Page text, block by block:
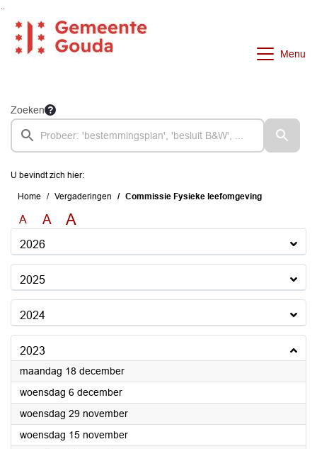
Ga naar de inhoud van deze pagina
Menu
Zoeken
U bevindt zich hier:
Home Vergaderingen Commissie Fysieke leefomgeving
A A A
2026
2025
2024
2023
maandag 18 december2023
woensdag 6 december2023
woensdag 29 november2023
woensdag 15 november2023